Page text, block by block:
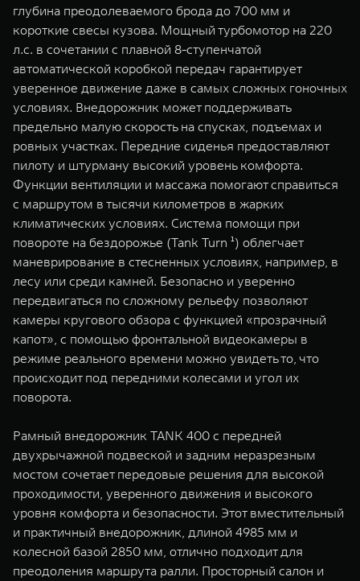
глубина преодолеваемого брода до 700 мм и
короткие свесы кузова. Мощный турбомотор на 220
л.с. в сочетании с плавной 8-ступенчатой
автоматической коробкой передач гарантирует
уверенное движение даже в самых сложных гоночных
условиях. Внедорожник может поддерживать
предельно малую скорость на спусках, подъемах и
ровных участках. Передние сиденья предоставляют
пилоту и штурману высокий уровень комфорта.
Функции вентиляции и массажа помогают справиться
с маршрутом в тысячи километров в жарких
климатических условиях. Система помощи при
повороте на бездорожье (Tank Turn ¹) облегчает
маневрирование в стесненных условиях, например, в
лесу или среди камней. Безопасно и уверенно
передвигаться по сложному рельефу позволяют
камеры кругового обзора с функцией «прозрачный
капот», с помощью фронтальной видеокамеры в
режиме реального времени можно увидеть то, что
происходит под передними колесами и угол их
поворота.
Рамный внедорожник TANK 400 с передней
двухрычажной подвеской и задним неразрезным
мостом сочетает передовые решения для высокой
проходимости, уверенного движения и высокого
уровня комфорта и безопасности. Этот вместительный
и практичный внедорожник, длиной 4985 мм и
колесной базой 2850 мм, отлично подходит для
преодоления маршрута ралли. Просторный салон и